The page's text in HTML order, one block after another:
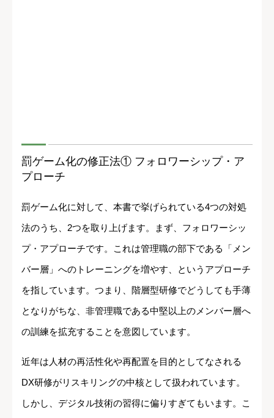
罰ゲーム化の修正法① フォロワーシップ・ア
プローチ
罰ゲーム化に対して、本書で挙げられている4つの対処
法のうち、2つを取り上げます。まず、フォロワーシッ
プ・アプローチです。これは管理職の部下である「メン
バー層」へのトレーニングを増やす、というアプローチ
を指しています。つまり、階層型研修でどうしても手薄
となりがちな、非管理職である中堅以上のメンバー層へ
の訓練を拡充することを意図しています。
近年は人材の再活性化や再配置を目的としてなされる
DX研修がリスキリングの中核として扱われています。
しかし、デジタル技術の習得に偏りすぎてもいます。こ